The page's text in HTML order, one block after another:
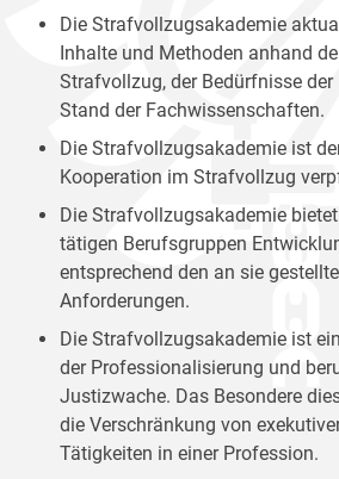
Die Strafvollzugsakademie
Inhalte und Methoden anhand
Strafvollzug, der Bedürfnisse der
Stand der Fachwissenschaften.
Die Strafvollzugsakademie ist
Kooperation im Strafvollzug
Die Strafvollzugsakademie
tätigen Berufsgruppen
entsprechend den an sie
Anforderungen.
Die Strafvollzugsakademie ist
der Professionalisierung und
Justizwache. Das Besondere
die Verschränkung von
Tätigkeiten in einer Profession.